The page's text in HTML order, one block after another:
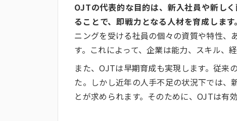
OJTの代表的な目的は、新入社員や新し
ることで、即戦力となる人材を育成します
ニングを受ける社員の個々の資質や特性、
す。これによって、企業は能力、スキル、
また、OJTは早期育成も実現します。従来
た。しかし近年の人手不足の状況下では、
とが求められます。そのために、OJTは有